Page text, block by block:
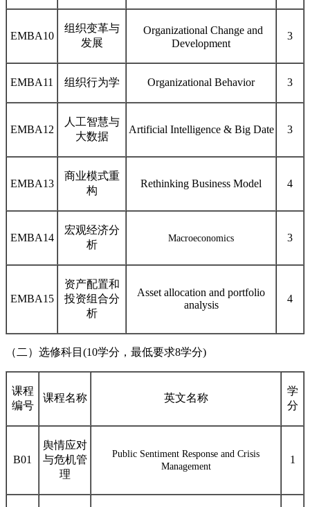
EMBA10
组织变革与
发展
Organizational Change and
Development
3
EMBA11 组织行为学 Organizational Behavior 3
EMBA1 2
人工智慧与
大数据
Artificial Intelligence & Big Date 3
EMBA13
商业模式重
构
Rethinking Business Model 4
EMBA14
宏观经济分
析
Macroeconomics 3
EMBA1 5
资产配置和
投资组合分
析
Asset allocation and portfolio
analysis
4
（二） 选修科目 (10学分，最低要求8学分)
课程
编号
课程名称 英文名称
学
分
B01
舆情应对
与危机管
理
Public Sentiment Response and Crisis
Management
1